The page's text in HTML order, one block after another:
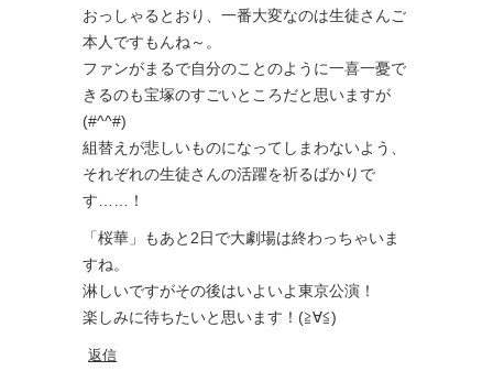
おっしゃるとおり、一番大変なのは生徒さんご
本人ですもんね～。
ファンがまるで自分のことのように一喜一憂で
きるのも宝塚のすごいところだと思いますが
(#^^#)
組替えが悲しいものになってしまわないよう、
それぞれの生徒さんの活躍を祈るばかりで
す……！
「桜華」もあと2日で大劇場は終わっちゃいま
すね。
淋しいですがその後はいよいよ東京公演！
楽しみに待ちたいと思います！(≧∀≦)
返信